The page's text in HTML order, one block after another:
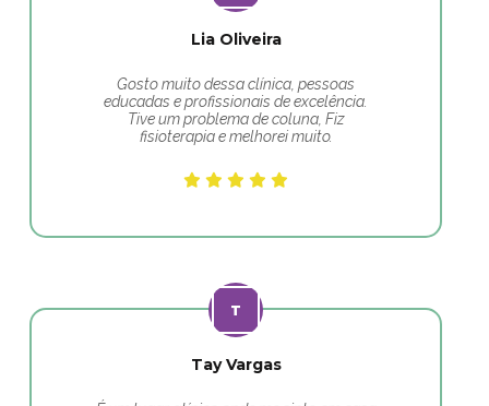
Lia Oliveira
Gosto muito dessa clínica, pessoas
educadas e profissionais de excelência.
Tive um problema de coluna, Fiz
fisioterapia e melhorei muito.
Tay Vargas